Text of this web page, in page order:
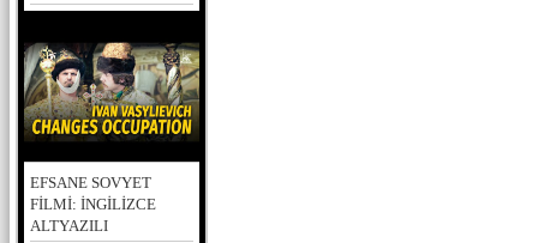
EFSANE SOVYET
FİLMİ: İNGİLİZCE
ALTYAZILI